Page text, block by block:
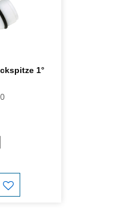
1°